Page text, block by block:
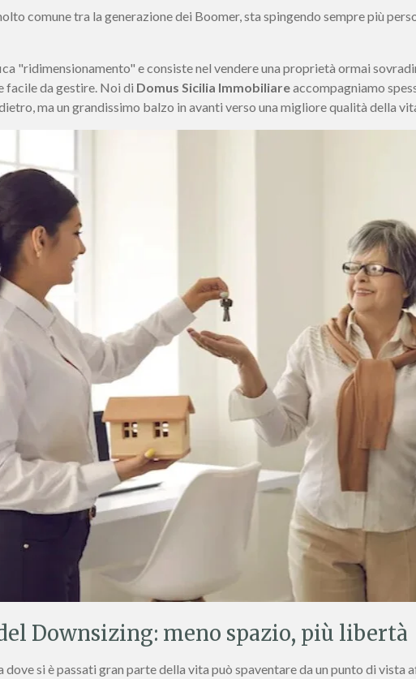
comune tra la generazione dei Boomer, sta spingendo sempre più
"ridimensionamento" e consiste nel vendere una proprietà ormai
facile da gestire. Noi di Domus Sicilia Immobiliareaccompagniamo
ma un grandissimo balzo in avanti verso una migliore qualità della
Downsizing: meno spazio, più libertà
dove si è passati gran parte della vita può spaventare da un punto di